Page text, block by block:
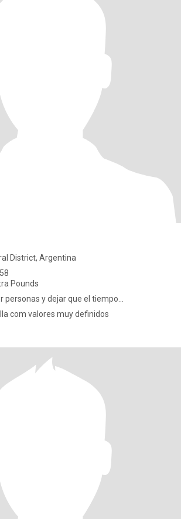
District, Argentina
Pounds
personas y dejar que el tiempo...
com valores muy definidos